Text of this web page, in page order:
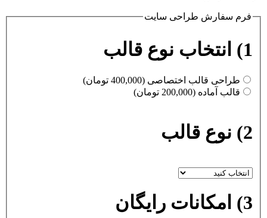
فرم سفارش طراحی سایت
1) انتخاب نوع قالب
طراحی قالب اختصاصی (400,000 تومان)
قالب آماده (200,000 تومان)
2) نوع قالب
3) امکانات رایگان